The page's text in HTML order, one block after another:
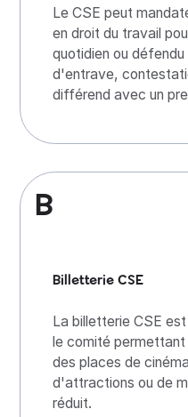
Le CSE peut
en droit du travail
quotidien ou
d'entrave,
différend avec un
B
Billetterie CSE
La billetterie CSE
le comité
des places de
d'attractions ou de
réduit.